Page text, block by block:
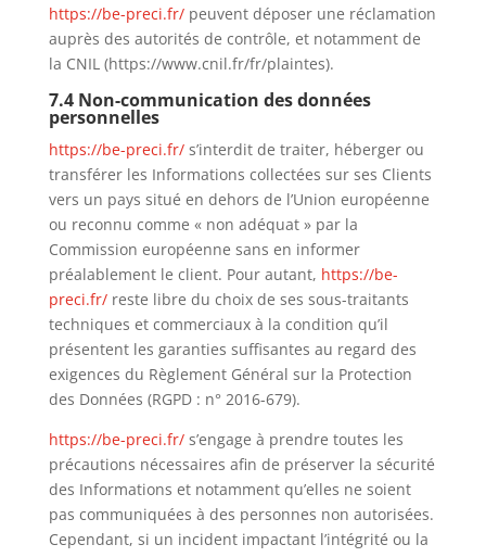
https://be-preci.fr/peuvent déposer une réclamation
auprès des autorités de contrôle, et notamment de
la CNIL (https://www.cnil.fr/fr/plaintes).
7.4 Non-communication des données
personnelles
https://be-preci.fr/s’interdit de traiter, héberger ou
transférer les Informations collectées sur ses Clients
vers un pays situé en dehors de l’Union européenne
ou reconnu comme « non adéquat » par la
Commission européenne sans en informer
préalablement le client. Pour autant, https://be-
preci.fr/reste libre du choix de ses sous-traitants
techniques et commerciaux à la condition qu’il
présentent les garanties suffisantes au regard des
exigences du Règlement Général sur la Protection
des Données (RGPD : n° 2016-679).
https://be-preci.fr/s’engage à prendre toutes les
précautions nécessaires afin de préserver la sécurité
des Informations et notamment qu’elles ne soient
pas communiquées à des personnes non autorisées.
Cependant, si un incident impactant l’intégrité ou la